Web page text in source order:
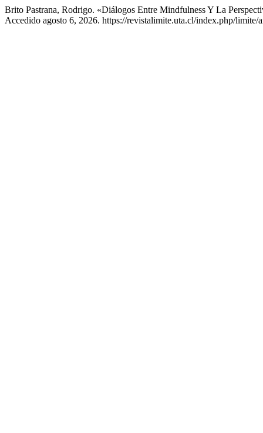
Brito Pastrana, Rodrigo. «Diálogos Entre Mindfulness Y La
Accedido agosto 6, 2026. https://revistalimite.uta.cl/index.php/limite/